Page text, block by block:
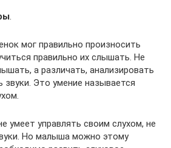
.
мог правильно произносить
правильно их слышать. Не
а различать, анализировать
Это умение называется
умеет управлять своим слухом, не
Но малыша можно этому